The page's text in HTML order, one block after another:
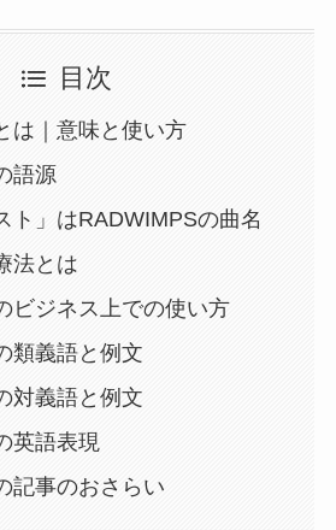
目次
は｜意味と使い方
語源
ト」はRADWIMPSの曲名
法とは
ビジネス上での使い方
類義語と例文
対義語と例文
英語表現
事のおさらい